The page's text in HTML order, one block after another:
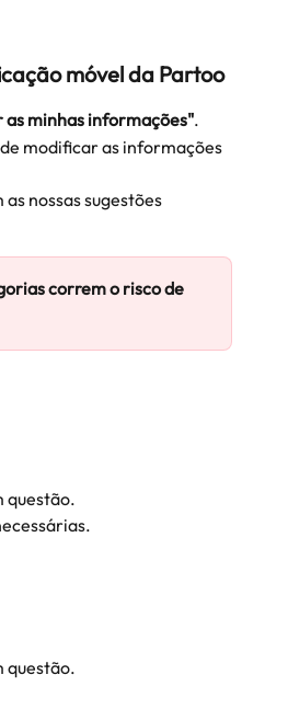
móvel da Partoo
as minhas informações".
modificar as informações
as nossas sugestões
correm o risco de
questão.
questão.